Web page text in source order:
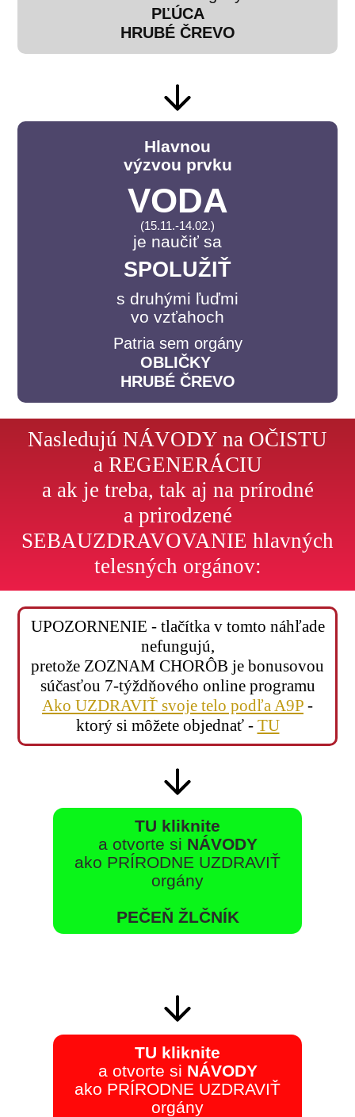
PĽÚCA
HRUBÉ ČREVO
Hlavnou
výzvou prvku
VODA
(15.11.-14.02.)
je naučiť sa
SPOLUŽIŤ
s druhými ľuďmi
vo vzťahoch
Patria sem orgány
OBLIČKY
HRUBÉ ČREVO
Nasledujú NÁVODY na OČISTU
a REGENERÁCIU
a ak je treba, tak aj na prírodné
a prirodzené
SEBAUZDRAVOVANIE hlavných
telesných orgánov:
UPOZORNENIE - tlačítka v tomto náhľade
nefungujú,
pretože ZOZNAM CHORÔB je bonusovou
súčasťou 7-týždňového online programu
Ako UZDRAVIŤ svoje telo podľa A9P -
ktorý si môžete objednať - TU
TU kliknite
a otvorte si NÁVODY
ako PRÍRODNE UZDRAVIŤ
orgány
PEČEŇ ŽLČNÍK
TU kliknite
a otvorte si NÁVODY
ako PRÍRODNE UZDRAVIŤ
orgány